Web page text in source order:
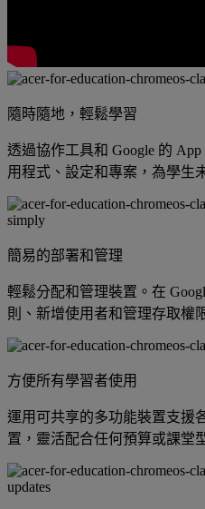
隨時隨地，輕鬆學習
透過協作工具和 Google 的
用程式、設定和專案，為學生
簡易的部署和管理
輕鬆分配和管理裝置。在
則、新增使用者和管理存取權
方便所有學習者使用
運用可共享的多功能裝置支援
置，靈活配合任何預算或課堂